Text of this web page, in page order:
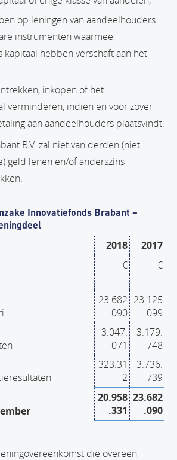
op leningen van aandeelhouders
instrumenten waarmee
kapitaal hebben verschaft aan het
inkopen of het
verminderen, indien en voor zover
aan aandeelhouders plaatsvindt.
B.V. zal niet van derden (niet
geld lenen en/of anderszins
Innovatiefonds Brabant –
2018
2017
€
€
23.682
.090
23.125
.099
-3.047.
071
-3.179.
748
323.31
2
3.736.
739
20.958
.331
23.682
.090
die overeen